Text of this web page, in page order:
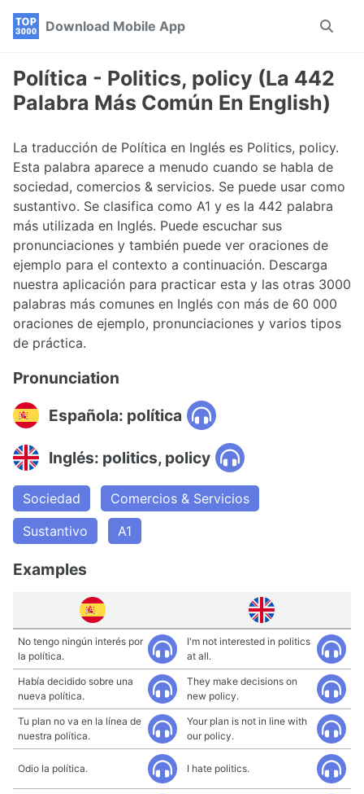
Skip
navigation
Skip
Skip
Download Mobile App
Toggle
Política - Politics, policy (La 442
Palabra Más Común En English)
La traducción de Política en Inglés es Politics, policy.
Esta palabra aparece a menudo cuando se habla de
sociedad, comercios & servicios. Se puede usar como
sustantivo. Se clasifica como A1 y es la 442 palabra
más utilizada en Inglés. Puede escuchar sus
pronunciaciones y también puede ver oraciones de
ejemplo para el contexto a continuación. Descarga
nuestra aplicación para practicar esta y las otras 3000
palabras más comunes en Inglés con más de 60 000
oraciones de ejemplo, pronunciaciones y varios tipos
de práctica.
Pronunciation
Española: política
Inglés: politics, policy
Sociedad
Comercios & Servicios
Sustantivo
A1
Examples
No tengo ningún interés por
la política.
I'm not interested in politics
at all.
Había decidido sobre una
nueva política.
They make decisions on
new policy.
Tu plan no va en la línea de
nuestra política.
Your plan is not in line with
our policy.
Odio la política. I hate politics.